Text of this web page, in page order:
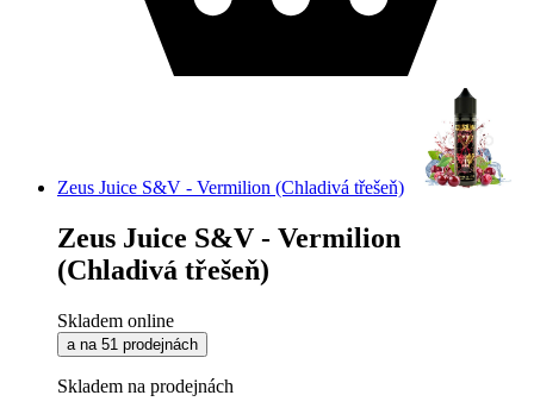
Zeus Juice S&V - Vermilion (Chladivá třešeň)
Zeus Juice S&V - Vermilion
(Chladivá třešeň)
Skladem online
a na 51 prodejnách
Skladem na prodejnách